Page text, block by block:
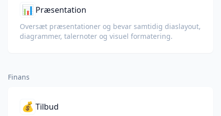
📊 Præsentation
Oversæt præsentationer og bevar samtidig diaslayout,
diagrammer, talernoter og visuel formatering.
Finans
💰 Tilbud